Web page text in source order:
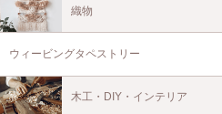
織物
ウィービングタペストリー
木工・DIY・インテリア